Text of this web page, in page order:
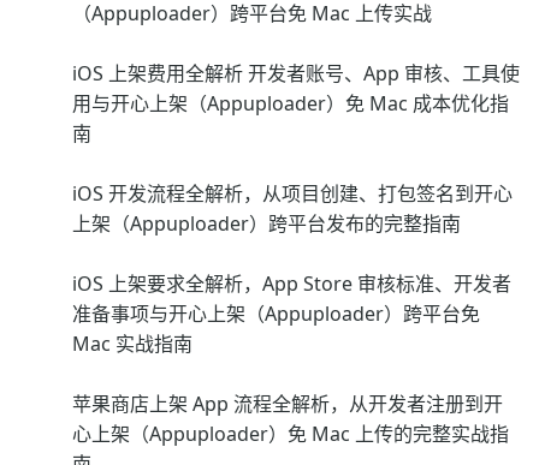
（Appuploader）跨平台免 Mac 上传实战
iOS 上架费用全解析 开发者账号、App 审核、工具使
用与开心上架（Appuploader）免 Mac 成本优化指
南
iOS 开发流程全解析，从项目创建、打包签名到开心
上架（Appuploader）跨平台发布的完整指南
iOS 上架要求全解析，App Store 审核标准、开发者
准备事项与开心上架（Appuploader）跨平台免
Mac 实战指南
苹果商店上架 App 流程全解析，从开发者注册到开
心上架（Appuploader）免 Mac 上传的完整实战指